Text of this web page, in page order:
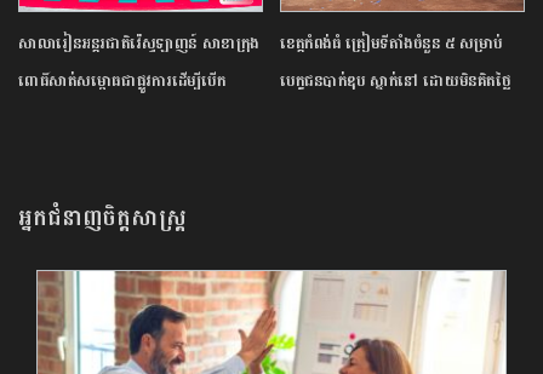
សាលារៀន​អន្តរជាតិ​វ៉េស្ទឡាញន៍​ ​សាខា​ក្រុង​
ពោធិ៍សាត់​សម្ពោធ​ជា​ផ្លូវការ​​ដើម្បី​បើក​
ខេត្ត​កំពង់ធំ​ ត្រៀម​ទីតាំង​ចំនួន​ ​៥​ ​សម្រាប់​
បេក្ខជន​បាក់ឌុប ស្នាក់នៅ ​ដោយ​មិន​គិត​ថ្លៃ​
អ្នកជំនាញចិត្តសាស្រ្ត